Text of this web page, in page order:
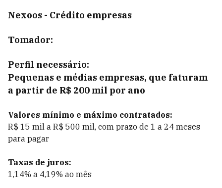
Nexoos - Crédito empresas
Tomador:
Perfil necessário:
Pequenas e médias empresas, que faturam
a partir de R$ 200 mil por ano
Valores mínimo e máximo contratados:
R$ 15 mil a R$ 500 mil, com prazo de 1 a 24 meses
para pagar
Taxas de juros:
1,14% a 4,19% ao mês